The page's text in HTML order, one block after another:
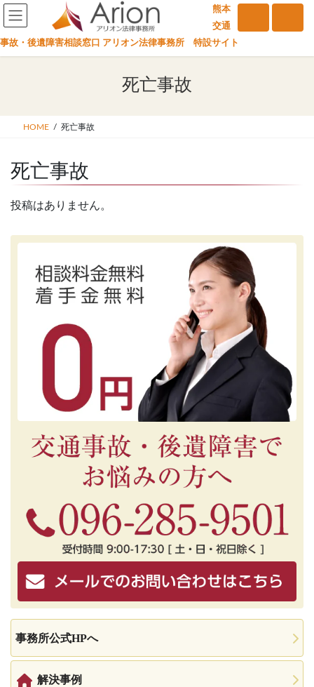
コ
ン
テ
ン
ナ
ビ
ゲ
ー
熊本
交通
事故・後遺障害相談窓口 アリオン法律事務所 特設サイト
死亡事故
HOME 死亡事故
死亡事故
投稿はありません。
事務所公式HPへ
解決事例